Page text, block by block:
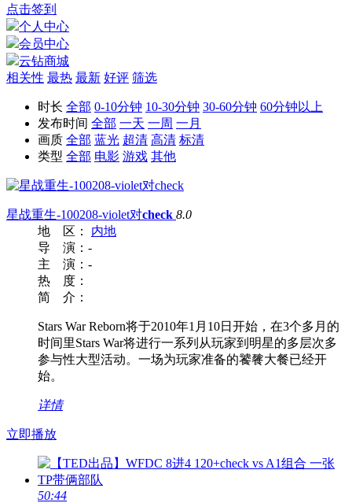
点击签到
个人中心
会员中心
云钻商城
相关性 最热 最新 好评 筛选
时长 全部 0-10分钟 10-30分钟 30-60分钟 60分钟以上
发布时间 全部 一天 一周 一月
画质 全部 蓝光 超清 高清 标清
类型 全部 电影 游戏 其他
星战重生-100208-violet对check 8.0
地 区：
内地
导 演： -
主 演： -
热 度：
简 介：
Stars War Reborn将于2010年1月10日开始，在3个多月的
时间里Stars War将进行一系列从玩家到明星的多层次多
参与性大型活动。一场为玩家准备的饕餮大餐已经开
始。
详情
立即播放
50:44